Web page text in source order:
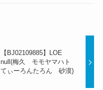
【BJ02109885】LOE
null(梅久 モモヤマハト
てぃーろんたろん 砂漠)